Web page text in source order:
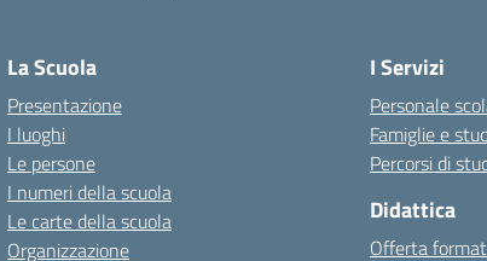
La Scuola
Presentazione
I luoghi
Le persone
I numeri della scuola
Le carte della scuola
Organizzazione
I Servizi
Personale
Famiglie e
Percorsi di
Didattica
Offerta